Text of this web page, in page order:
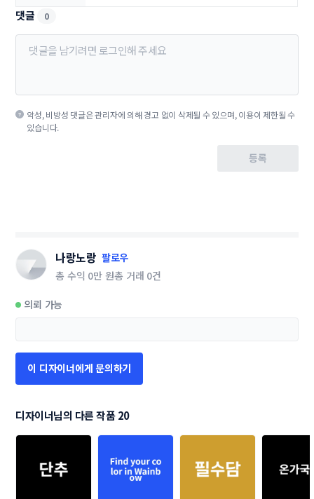
댓글 0
악성, 비방성 댓글은 관리자에 의해 경고 없이 삭제될 수 있으며, 이용이 제한될 수
있습니다.
등록
나랑노랑 팔로우
총 수익 0만 원총 거래 0건
의뢰 가능
이 디자이너에게 문의하기
디자이너님의 다른 작품 20